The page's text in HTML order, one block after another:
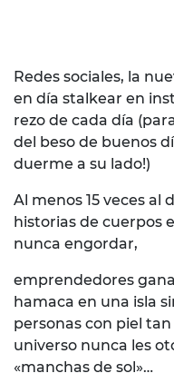
Redes sociales, la
en día stalkear en
rezo de cada día
del beso de buenos
duerme a su lado!)
Al menos 15 veces al
historias de cuerpos
nunca engordar,
emprendedores
hamaca en una isla
personas con piel
universo nunca les
«manchas de sol»…